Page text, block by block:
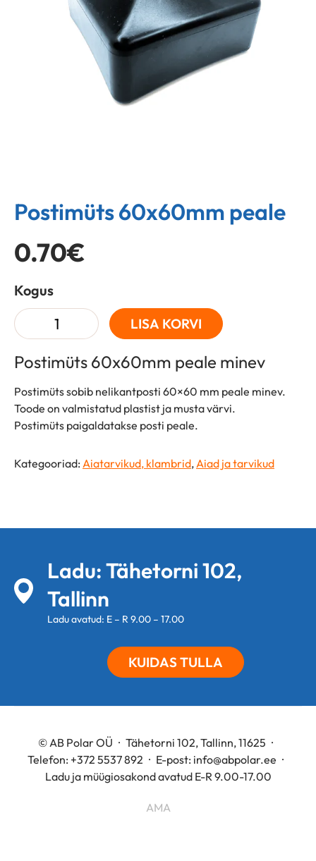
Postimüts 60x60mm peale
0.70€
Kogus
Quantity LISA KORVI
Postimüts 60x60mm peale minev
Postimüts sobib nelikantposti 60×60 mm peale minev.
Toode on valmistatud plastist ja musta värvi.
Postimüts paigaldatakse posti peale.
Kategooriad: Aiatarvikud, klambrid, Aiad ja tarvikud
Ladu: Tähetorni 102,
Tallinn
Ladu avatud: E – R 9.00 – 17.00
KUIDAS TULLA
© AB Polar OÜ
Tähetorni 102, Tallinn, 11625
Telefon: +372 5537 892 E-post: info@abpolar.ee
Ladu ja müügiosakond avatud E-R 9.00-17.00
AMA